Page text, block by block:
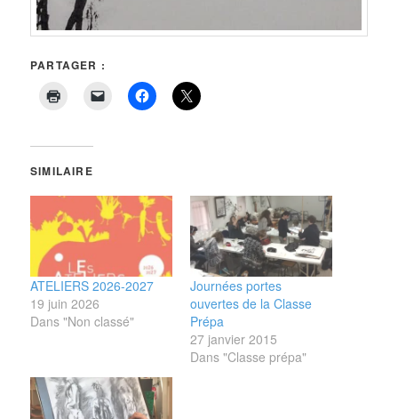
PARTAGER :
SIMILAIRE
ATELIERS 2026-2027
19 juin 2026
Dans "Non classé"
Journées portes
ouvertes de la Classe
Prépa
27 janvier 2015
Dans "Classe prépa"